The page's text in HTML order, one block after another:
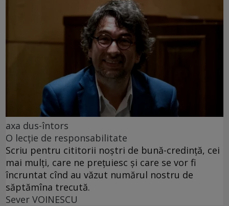
axa dus-întors
O lecție de responsabilitate
Scriu pentru cititorii noștri de bună-credință, cei
mai mulți, care ne prețuiesc și care se vor fi
încruntat cînd au văzut numărul nostru de
săptămîna trecută.
Sever VOINESCU